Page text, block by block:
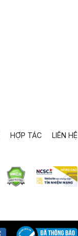
HỢP TÁC LIÊN HỆ